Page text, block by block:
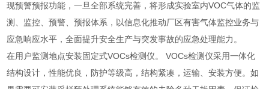
现预警预报功能，一旦全部系统完善，将形成实验室内VOC气体的监
测、监控、预警、预报体系，以信息化推动厂区有害气体监控业务与
应急响应水平，全面提升安全生产与突发事故的应急处理能力。
在用户监测地点安装固定式VOCs检测仪。 VOCs检测仪采用一体化
结构设计，性能优良，防护等级高，结构紧凑，运输、安装方便。如